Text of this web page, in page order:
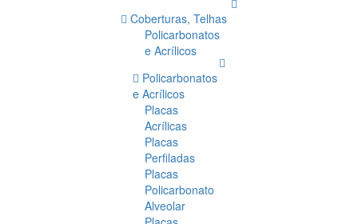
Coberturas, Telhas
Policarbonatos
e Acrílicos
Policarbonatos
e Acrílicos
Placas
Acrílicas
Placas
Perfiladas
Placas
Policarbonato
Alveolar